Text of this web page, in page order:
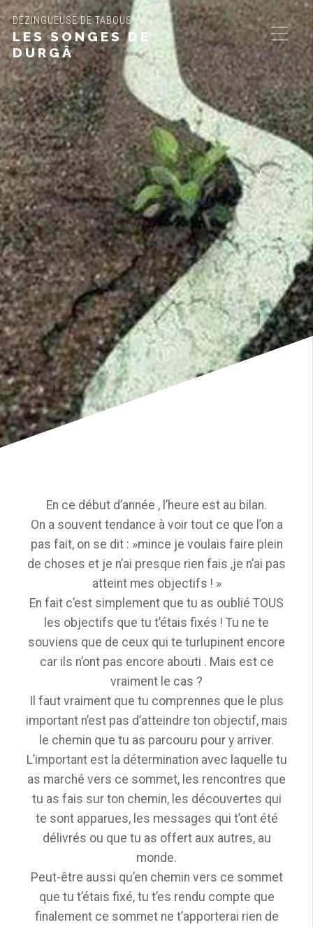
DÉZINGUEUSE DE TABOUS
LES SONGES DE
DURGÂ
En ce début d’année , l’heure est au bilan.
On a souvent tendance à voir tout ce que l’on a
pas fait, on se dit : »mince je voulais faire plein
de choses et je n’ai presque rien fais ,je n’ai pas
atteint mes objectifs ! »
En fait c’est simplement que tu as oublié TOUS
les objectifs que tu t’étais fixés ! Tu ne te
souviens que de ceux qui te turlupinent encore
car ils n’ont pas encore abouti . Mais est ce
vraiment le cas ?
Il faut vraiment que tu comprennes que le plus
important n’est pas d’atteindre ton objectif, mais
le chemin que tu as parcouru pour y arriver.
L’important est la détermination avec laquelle tu
as marché vers ce sommet, les rencontres que
tu as fais sur ton chemin, les découvertes qui
te sont apparues, les messages qui t’ont été
délivrés ou que tu as offert aux autres, au
monde.
Peut-être aussi qu’en chemin vers ce sommet
que tu t’étais fixé, tu t’es rendu compte que
finalement ce sommet ne t’apporterai rien de